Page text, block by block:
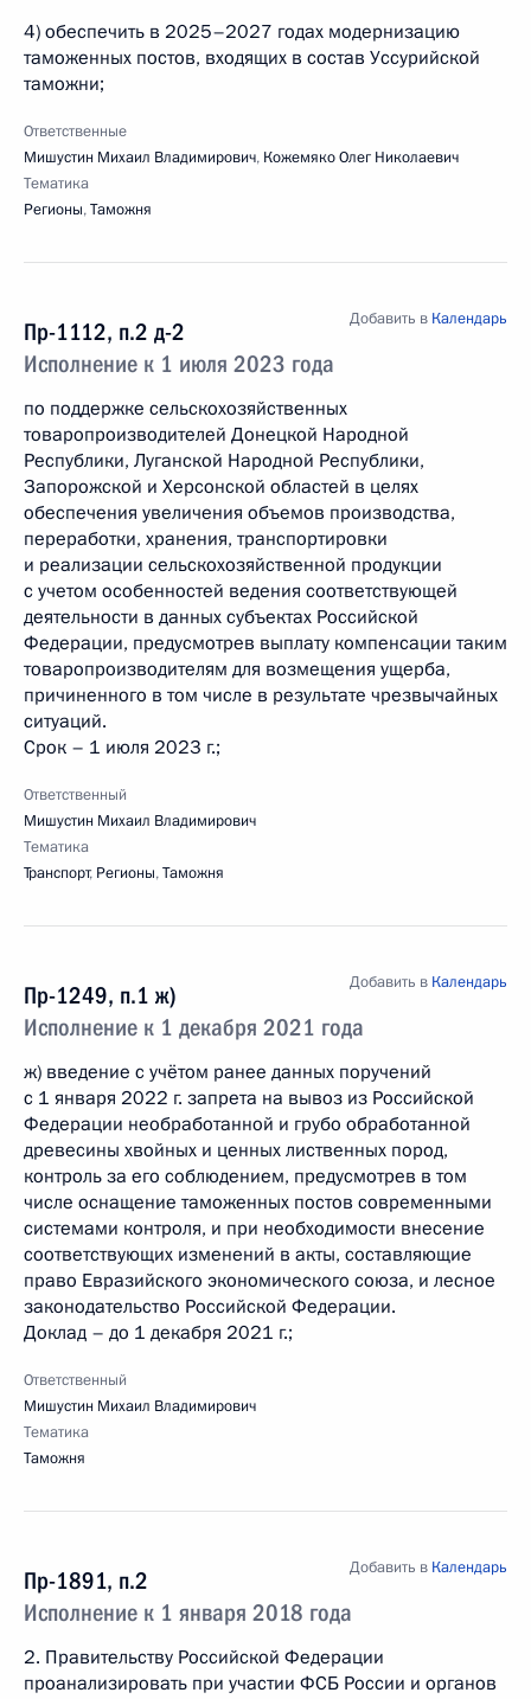
4) обеспечить в 2025–2027 годах модернизацию
таможенных постов, входящих в состав Уссурийской
таможни;
Ответственные
Мишустин Михаил Владимирович, Кожемяко Олег Николаевич
Тематика
Регионы,Таможня
Пр-1112, п.2 д-2
Исполнение к 1 июля 2023 года
Добавить в Календарь
по поддержке сельскохозяйственных
товаропроизводителей Донецкой Народной
Республики, Луганской Народной Республики,
Запорожской и Херсонской областей в целях
обеспечения увеличения объемов производства,
переработки, хранения, транспортировки
и реализации сельскохозяйственной продукции
с учетом особенностей ведения соответствующей
деятельности в данных субъектах Российской
Федерации, предусмотрев выплату компенсации таким
товаропроизводителям для возмещения ущерба,
причиненного в том числе в результате чрезвычайных
ситуаций.
Срок – 1 июля 2023 г.;
Ответственный
Мишустин Михаил Владимирович
Тематика
Транспорт, Регионы,Таможня
Пр-1249, п.1 ж)
Исполнение к 1 декабря 2021 года
Добавить в Календарь
ж) введение с учётом ранее данных поручений
с 1 января 2022 г. запрета на вывоз из Российской
Федерации необработанной и грубо обработанной
древесины хвойных и ценных лиственных пород,
контроль за его соблюдением, предусмотрев в том
числе оснащение таможенных постов современными
системами контроля, и при необходимости внесение
соответствующих изменений в акты, составляющие
право Евразийского экономического союза, и лесное
законодательство Российской Федерации.
Доклад – до 1 декабря 2021 г.;
Ответственный
Мишустин Михаил Владимирович
Тематика
Таможня
Пр-1891, п.2
Исполнение к 1 января 2018 года
Добавить в Календарь
2. Правительству Российской Федерации
проанализировать при участии ФСБ России и органов